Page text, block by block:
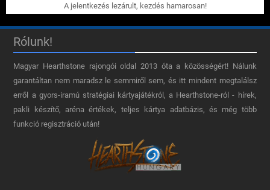
A jelentkezés lezárult, kezdés hamarosan!
Rólunk!
Magyar Hearthstone​ rajongói oldal 2013 óta a közösségért! Nálunk
garantáltan nem maradsz le semmiről sem, és itt mindent megtalálsz
erről a gyors-iramú stratégiai kártyajátékról, a Hearthstone-ról - hírek,
pakli készítő, aréna értékek, teljes kártya adatbázis, és még több
funkció regisztráció után!